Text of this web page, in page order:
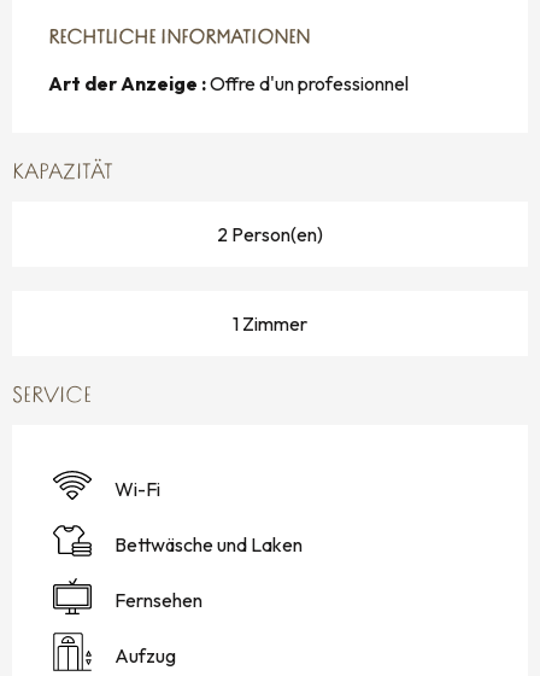
RECHTLICHE INFORMATIONEN
RECHTLICHE INFORMATIONEN
Art der Anzeige :Offre d'un professionnel
KAPAZITÄT
2 Person(en)
1 Zimmer
SERVICE
Wi-Fi
Bettwäsche und Laken
Fernsehen
Aufzug